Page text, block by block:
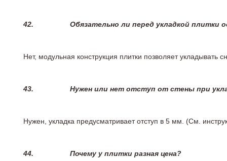
42. Обязательно ли перед укладкой плитки
Нет, модульная конструкция плитки позволяет
43. Нужен или нет отступ от стены при
Нужен, укладка предусматривает отступ в 5 мм. (См.
44. Почему у плитки разная цена?